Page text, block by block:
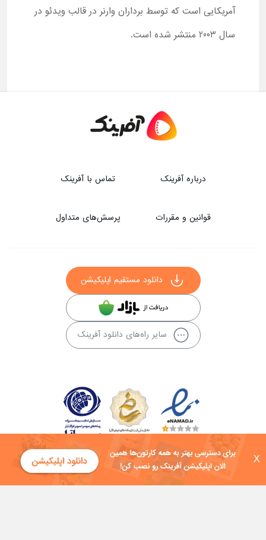
X
آمریکایی است که توسط برداران وارنر در قالب ویدئو در
سال 2003 منتشر شده است.
درباره آفرینک تماس با آفرینک
قوانین و مقررات پرسش‌های متداول
دانلود مستقیم اپلیکیشن
سایر راه‌های دانلود آفرینک
کلیه حقوق این سایت به شرکت توسعه فناوی هفت آسمان توکان تعلق دارد و